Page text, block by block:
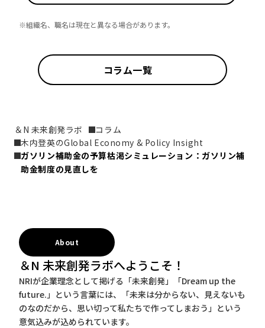
※組織名、職名は現在と異なる場合があります。
コラム一覧
＆N 未来創発ラボ
コラム
木内登英のGlobal Economy & Policy Insight
ガソリン補助金の予算枯渇シミュレーション：ガソリン補
助金制度の見直しを
About
＆N 未来創発ラボへようこそ！
NRIが企業理念として掲げる「未来創発」「Dream up the
future.」という言葉には、「未来は分からない、見えないも
のなのだから、思い切って私たちで作ってしまおう」という
意気込みが込められています。